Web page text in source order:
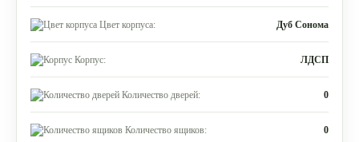
Цвет корпуса: Дуб Сонома
Корпус: ЛДСП
Количество дверей: 0
Количество ящиков: 0